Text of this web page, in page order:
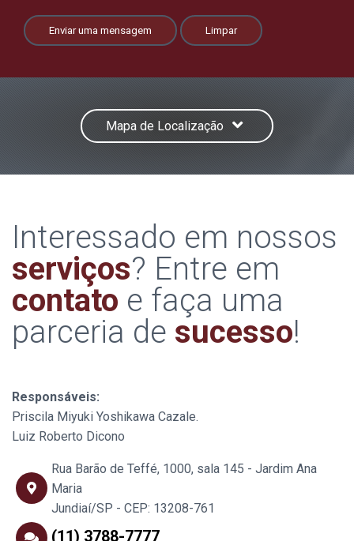
Enviar uma mensagem Limpar
Mapa de Localização
Interessado em nossos
serviços? Entre em
contato e faça uma
parceria de sucesso!
Responsáveis:
Priscila Miyuki Yoshikawa Cazale.
Luiz Roberto Dicono
Rua Barão de Teffé, 1000, sala 145 - Jardim Ana
Maria
Jundiaí/SP - CEP: 13208-761
(11) 3788-7777